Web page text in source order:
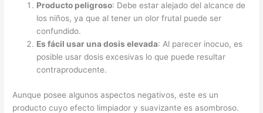
Producto peligroso: Debe estar alejado del alcance de
los niños, ya que al tener un olor frutal puede ser
confundido.
Es fácil usar una dosis elevada: Al parecer inocuo, es
posible usar dosis excesivas lo que puede resultar
contraproducente.
Aunque posee algunos aspectos negativos, este es un
producto cuyo efecto limpiador y suavizante es asombroso.